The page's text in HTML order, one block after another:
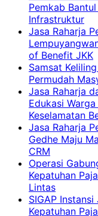
Pemkab
Infrastruktur
Jasa Raharja
of Benefit JKK
Samsat
Permudah
Jasa Raharja
Edukasi
Keselamatan
Jasa Raharja
Gedhe Maju
CRM
Operasi
Kepatuhan
Lintas
SIGAP
Kepatuhan